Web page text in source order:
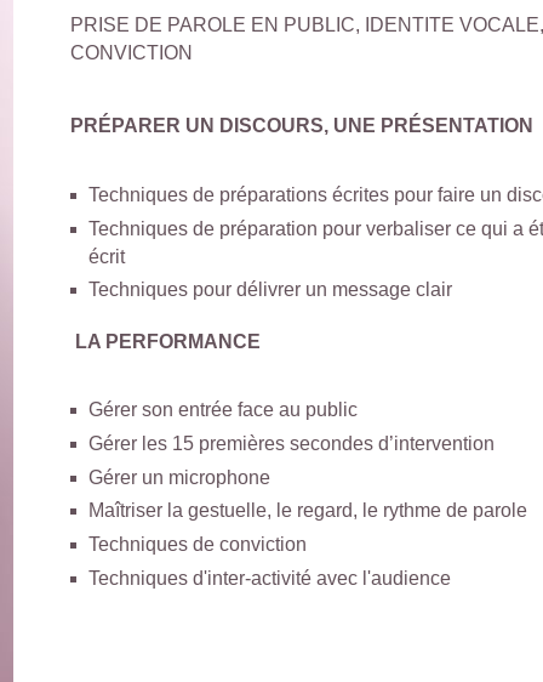
PRISE DE PAROLE EN PUBLIC, IDENTITE
CONVICTION
PRÉPARER UN DISCOURS, UNE PRÉSENTATION
Techniques de préparations écrites pour faire un
Techniques de préparation pour verbaliser ce qui a
écrit
Techniques pour délivrer un message clair
LA PERFORMANCE
Gérer son entrée face au public
Gérer les 15 premières secondes d’intervention
Gérer un microphone
Maîtriser la gestuelle, le regard, le rythme de parole
Techniques de conviction
Techniques d'inter-activité avec l'audience